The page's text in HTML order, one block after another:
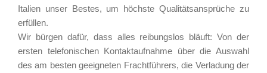
Italien unser Bestes, um höchste Qualitätsansprüche zu
erfüllen.
Wir bürgen dafür, dass alles reibungslos bläuft: Von der
ersten telefonischen Kontaktaufnahme über die Auswahl
des am besten geeigneten Frachtführers, die Verladung der